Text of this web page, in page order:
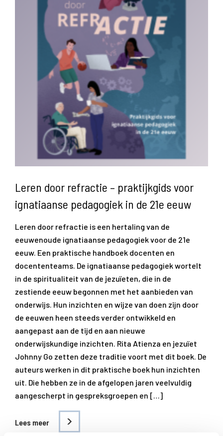
Leren door refractie – praktijkgids voor
ignatiaanse pedagogiek in de 21e eeuw
Leren door refractie is een hertaling van de
eeuwenoude ignatiaanse pedagogiek voor de 21e
eeuw. Een praktische handboek docenten en
docententeams. De ignatiaanse pedagogiek wortelt
in de spiritualiteit van de jezuïeten, die in de
zestiende eeuw begonnen met het aanbieden van
onderwijs. Hun inzichten en wijze van doen zijn door
de eeuwen heen steeds verder ontwikkeld en
aangepast aan de tijd en aan nieuwe
onderwijskundige inzichten. Rita Atienza en jezuïet
Johnny Go zetten deze traditie voort met dit boek. De
auteurs werken in dit praktische boek hun inzichten
uit. Die hebben ze in de afgelopen jaren veelvuldig
aangescherpt in gespreksgroepen en […]
Lees meer